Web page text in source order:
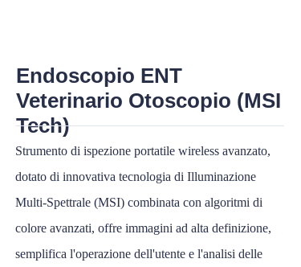
Endoscopio ENT
Veterinario Otoscopio (MSI
Tech)
Strumento di ispezione portatile wireless avanzato,
dotato di innovativa tecnologia di Illuminazione
Multi-Spettrale (MSI) combinata con algoritmi di
colore avanzati, offre immagini ad alta definizione,
semplifica l'operazione dell'utente e l'analisi delle